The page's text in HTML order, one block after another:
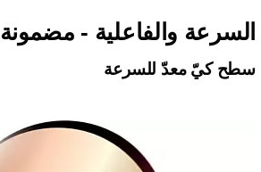
السرعة والفاعلية - مضمونة
سطح كيّ معدّ للسرعة